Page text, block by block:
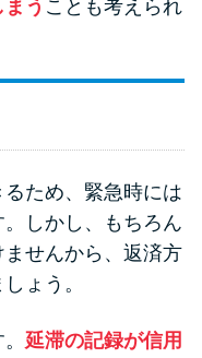
う ことも考えられ
ため、緊急時には
しかし、もちろん
せんから、返済方
ょう。
延滞の記録が信用